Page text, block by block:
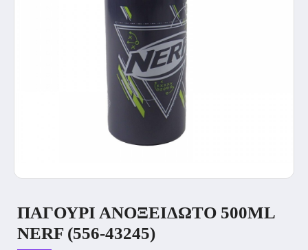
ΠΑΓΟΥΡΙ ΑΝΟΞΕΙΔΩΤΟ 500ML
NERF (556-43245)